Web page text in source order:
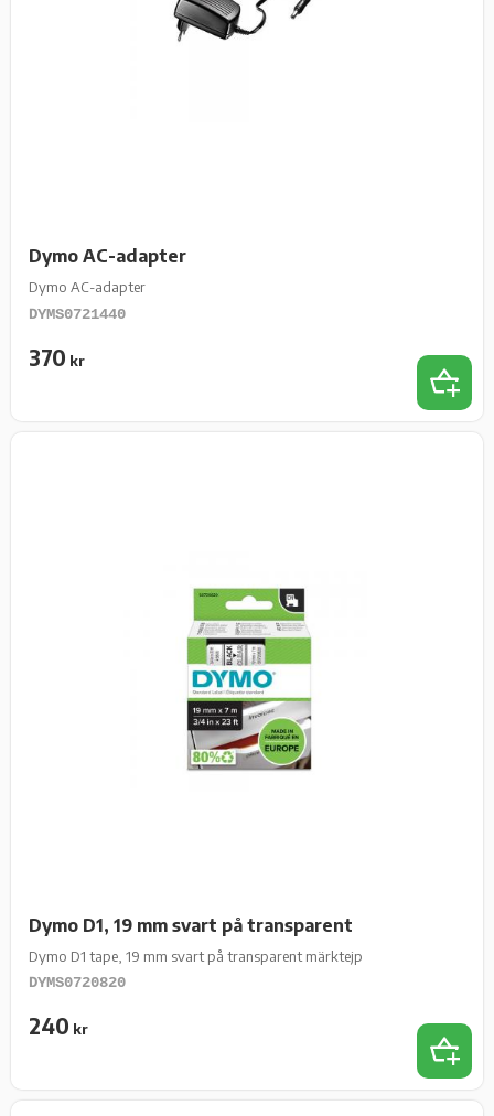
Dymo AC-adapter
Dymo AC-adapter
DYMS0721440
370 kr
Dymo D1, 19 mm svart på transparent
Dymo D1 tape, 19 mm svart på transparent märktejp
DYMS0720820
240 kr